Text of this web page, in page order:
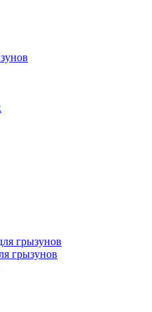
грызунов
грызунов